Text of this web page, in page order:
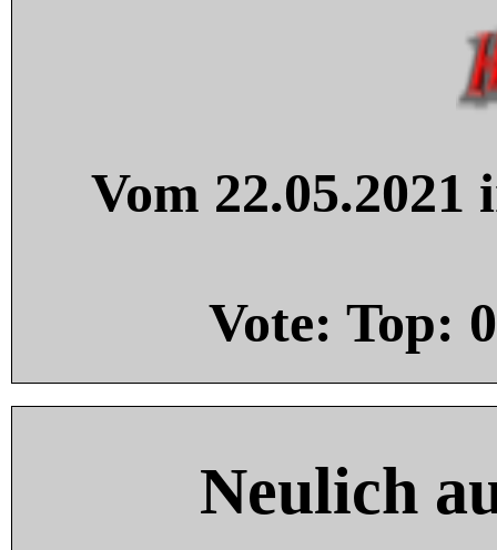
Vom
Vote: Top: 0
Neulich